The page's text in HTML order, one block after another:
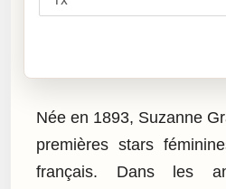
Née en 1893, Suzanne
premières stars
français. Dans les